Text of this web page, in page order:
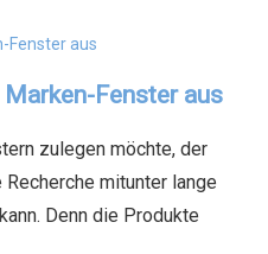
Fenster aus
zulegen möchte, der
mitunter lange
Denn die Produkte